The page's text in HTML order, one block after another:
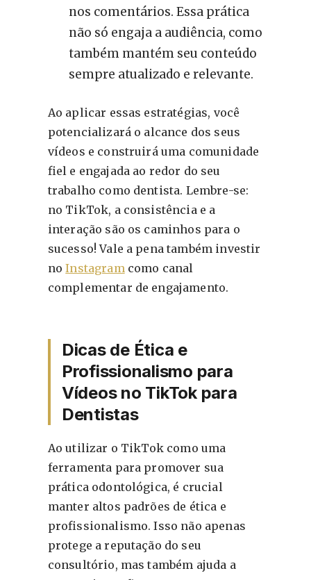
nos comentários. Essa prática
não só engaja a audiência, como
também mantém seu conteúdo
sempre atualizado e relevante.
Ao aplicar essas estratégias, você
potencializará o alcance dos seus
vídeos e construirá uma comunidade
fiel e engajada ao redor do seu
trabalho como dentista. Lembre-se:
no TikTok, a consistência e a
interação são os caminhos para o
sucesso! Vale a pena também investir
noInstagram como canal
complementar de engajamento.
Dicas de Ética e
Profissionalismo para
Vídeos no TikTok para
Dentistas
Ao utilizar o TikTok como uma
ferramenta para promover sua
prática odontológica, é crucial
manter altos padrões de ética e
profissionalismo. Isso não apenas
protege a reputação do seu
consultório, mas também ajuda a